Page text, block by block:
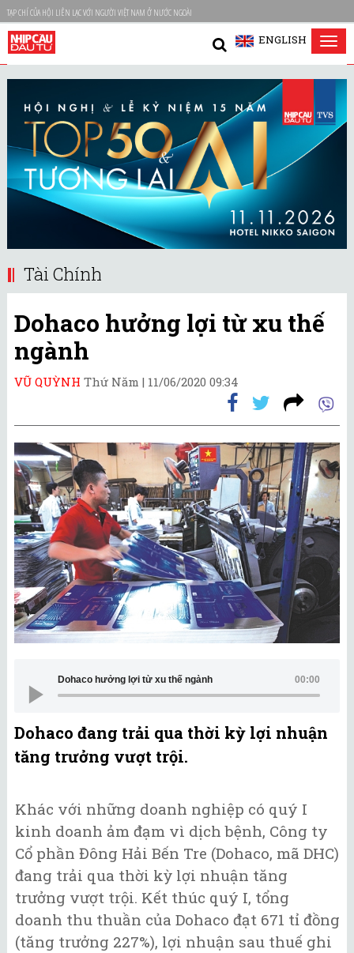
TẠP CHÍ CỦA HỘI LIÊN LẠC VỚI NGƯỜI VIỆT NAM Ở NƯỚC NGOÀI
ENGLISH
Tài Chính
Dohaco hưởng lợi từ xu thế
ngành
VŨ QUỲNH Thứ Năm | 11/06/2020 09:34
00:00
Dohaco hưởng lợi từ xu thế ngành
Dohaco đang trải qua thời kỳ lợi nhuận
tăng trưởng vượt trội.
Khác với những doanh nghiệp có quý I
kinh doanh ảm đạm vì dịch bệnh, Công ty
Cổ phần Đông Hải Bến Tre (Dohaco, mã DHC)
đang trải qua thời kỳ lợi nhuận tăng
trưởng vượt trội. Kết thúc quý I, tổng
doanh thu thuần của Dohaco đạt 671 tỉ đồng
(tăng trưởng 227%), lợi nhuận sau thuế ghi